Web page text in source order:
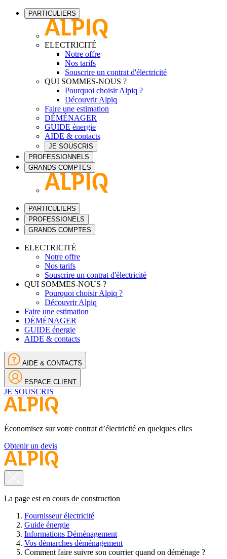
PARTICULIERS
ELECTRICITÉ
Notre offre
Nos tarifs
Souscrire un contrat d'électricité
QUI SOMMES-NOUS ?
Pourquoi choisir Alpiq ?
Découvrir Alpiq
Faire une estimation
DÉMÉNAGER
GUIDE énergie
AIDE & contacts
JE SOUSCRIS
PROFESSIONNELS
GRANDS COMPTES
PARTICULIERS
PROFESSIONELS
GRANDS COMPTES
ELECTRICITÉ
Notre offre
Nos tarifs
Souscrire un contrat d'électricité
QUI SOMMES-NOUS ?
Pourquoi choisir Alpiq ?
Découvrir Alpiq
Faire une estimation
DÉMÉNAGER
GUIDE énergie
AIDE & contacts
AIDE & CONTACTS
ESPACE CLIENT
JE SOUSCRIS
Économisez sur votre contrat d’électricité en quelques clics
Obtenir un devis
La page est en cours de construction
Fournisseur électricité
Guide énergie
Informations Déménagement
Vos démarches déménagement
Comment faire suivre son courrier quand on déménage ?